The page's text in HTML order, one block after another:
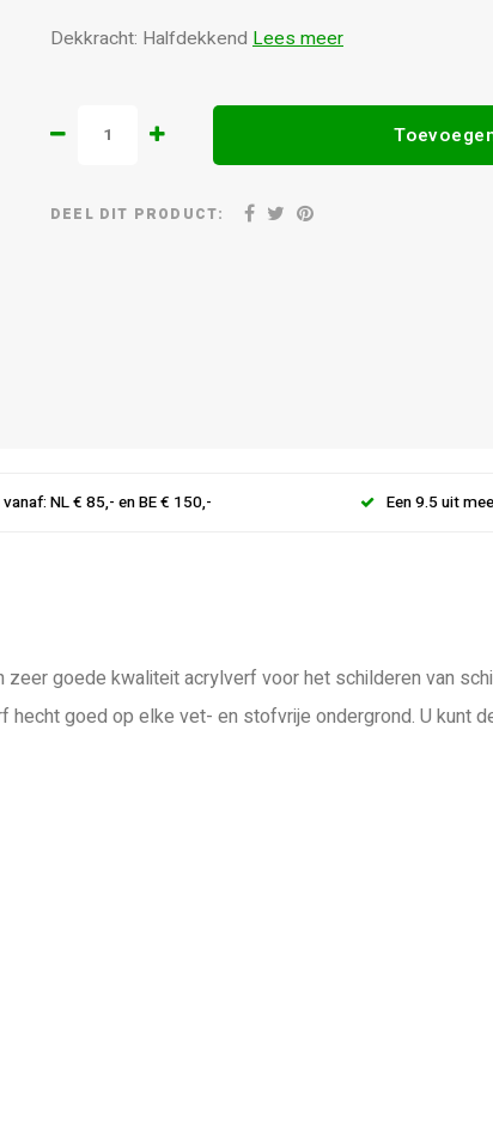
Dekkracht: Halfdekkend Lees meer
DEEL DIT PRODUCT:
NL € 85,- en BE € 150,- Een 9.5 uit
goede kwaliteit acrylverf voor het schilderen van
goed op elke vet- en stofvrije ondergrond. U kunt